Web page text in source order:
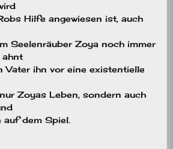
Hilfe angewiesen ist, auch
Seelenräuber Zoya noch immer
ahnt
Vater ihn vor eine existentielle
Zoyas Leben, sondern auch
auf dem Spiel.